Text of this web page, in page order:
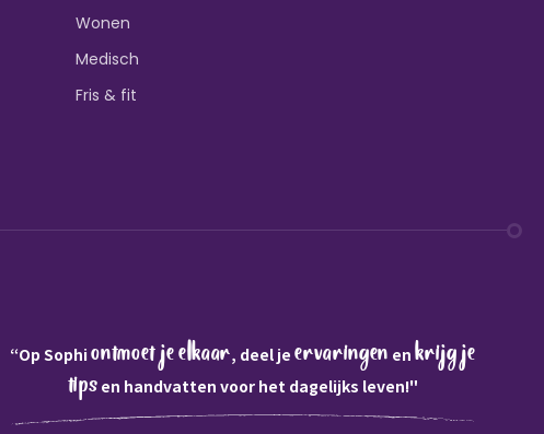
Wonen
Medisch
Fris & fit
“Op Sophiontmoet je elkaar, deel jeervaringen enkrijg je
tips en handvatten voor het dagelijks leven!"